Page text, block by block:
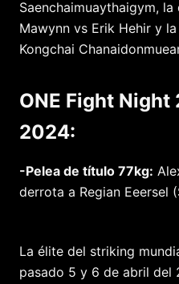
Saenchaimuaythaigym, la
Mawynn vs Erik Hehir y
Kongchai
ONE Fight Night
2024:
-Pelea de título 77kg:
derrota a Regian Eeersel
La élite del striking
pasado 5 y 6 de abril del